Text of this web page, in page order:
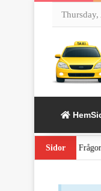
Sidor
| Lagstiftning